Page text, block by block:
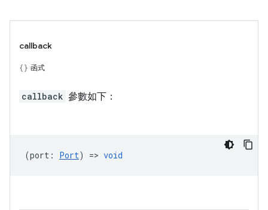
callback
函式
callback 參數如下：
(port : Port) => void